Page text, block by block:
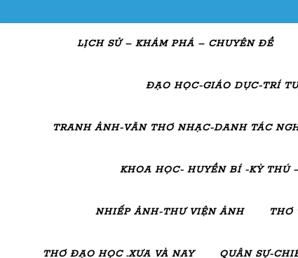
LỊCH SỬ – KHÁM PHÁ – CHUYÊN ĐỀ
ĐẠO HỌC-GIÁO DỤC-TRÍ
TRANH ẢNH-VĂN THƠ NHẠC-DANH TÁC
KHOA HỌC- HUYỀN BÍ -KỲ THÚ
NHIẾP ẢNH-THƯ VIỆN ẢNH THƠ
THƠ ĐẠO HỌC .XƯA VÀ NAY QUÂN SỰ-